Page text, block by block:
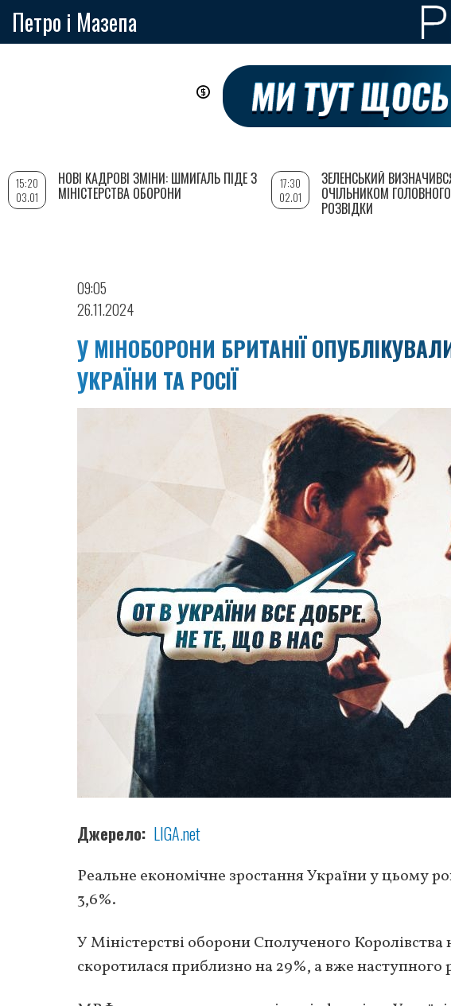
Петро і Мазепа
09:05
26.11.2024
У МІНОБОРОНИ БРИТАНІЇ
УКРАЇНИ ТА РОСІЇ
Джерело LIGA.net
Реальне економічне зростання України у цьому
3,6%.
У Міністерстві оборони Сполученого
скоротилася приблизно на 29%, а вже наступного
15:20
03.01
НОВІ КАДРОВІ ЗМІНИ: ШМИГАЛЬ ПІДЕ З
МІНІСТЕРСТВА ОБОРОНИ
17:30
02.01
ЗЕЛЕНСЬКИЙ
ОЧІЛЬНИКОМ
РОЗВІДКИ